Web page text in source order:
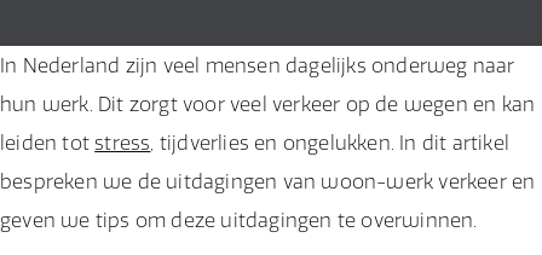
In Nederland zijn veel mensen dagelijks onderweg naar
hun werk. Dit zorgt voor veel verkeer op de wegen en kan
leiden tot stress, tijdverlies en ongelukken. In dit artikel
bespreken we de uitdagingen van woon-werk verkeer en
geven we tips om deze uitdagingen te overwinnen.